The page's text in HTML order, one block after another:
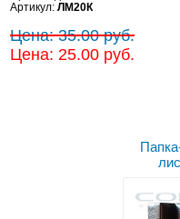
Артикул:ЛМ20К
Цена: 35.00 руб.
Цена: 25.00 руб.